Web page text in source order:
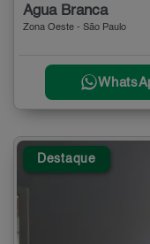
Água Branca
Zona Oeste - São Paulo
Destaque